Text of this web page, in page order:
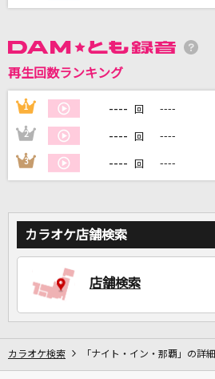
再生回数ランキング
1 ---- 回 ----
2 ---- 回 ----
3 ---- 回 ----
カラオケ店舗検索
店舗検索
カラオケ検索 「ナイト・イン・那覇」の詳細